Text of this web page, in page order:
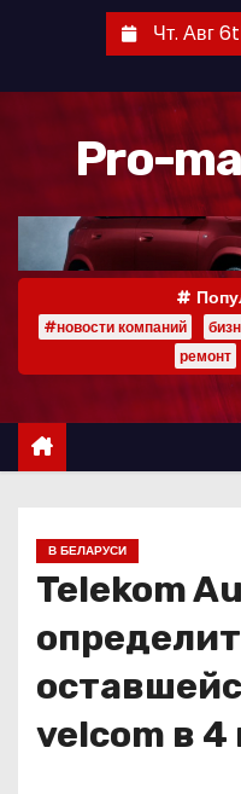
р
Чт. Авг
Pro-
#новости компаний
ремонт
В БЕЛАРУСИ
Telekom
velcom в 4